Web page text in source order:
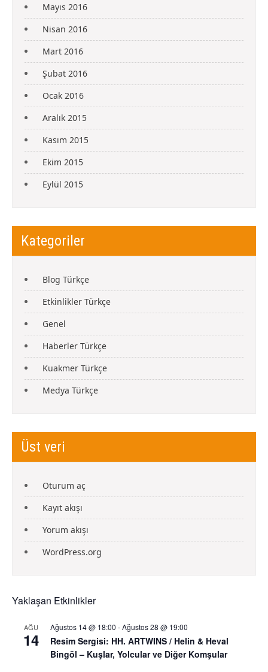
Mayıs 2016
Nisan 2016
Mart 2016
Şubat 2016
Ocak 2016
Aralık 2015
Kasım 2015
Ekim 2015
Eylül 2015
Kategoriler
Blog Türkçe
Etkinlikler Türkçe
Genel
Haberler Türkçe
Kuakmer Türkçe
Medya Türkçe
Üst veri
Oturum aç
Kayıt akışı
Yorum akışı
WordPress.org
Yaklaşan Etkinlikler
AĞU
14
Ağustos 14 @ 18:00 -Ağustos 28 @ 19:00
Resim Sergisi: HH. ARTWINS / Helin & Heval
Bingöl – Kuşlar, Yolcular ve Diğer Komşular